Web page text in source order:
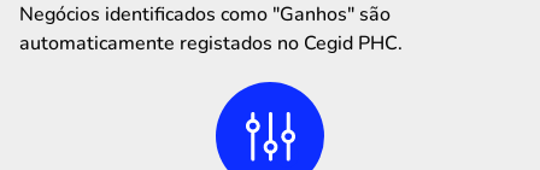
Negócios identificados como "Ganhos" são
automaticamente registados no Cegid PHC.